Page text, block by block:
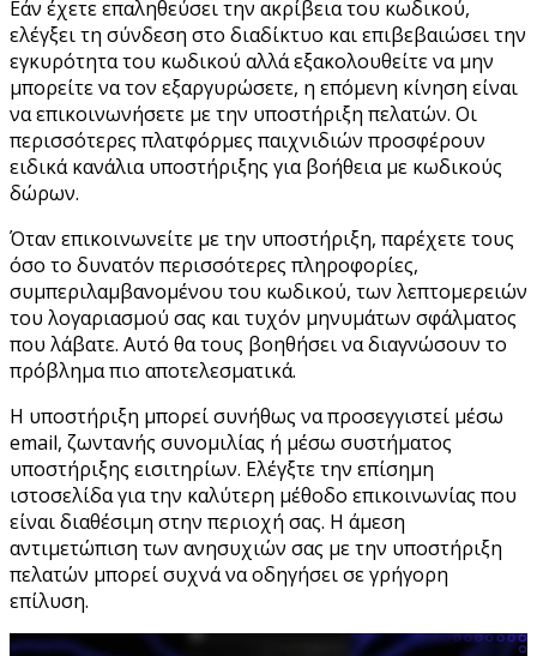
Εάν έχετε επαληθεύσει την ακρίβεια του κωδικού,
ελέγξει τη σύνδεση στο διαδίκτυο και επιβεβαιώσει την
εγκυρότητα του κωδικού αλλά εξακολουθείτε να μην
μπορείτε να τον εξαργυρώσετε, η επόμενη κίνηση είναι
να επικοινωνήσετε με την υποστήριξη πελατών. Οι
περισσότερες πλατφόρμες παιχνιδιών προσφέρουν
ειδικά κανάλια υποστήριξης για βοήθεια με κωδικούς
δώρων.
Όταν επικοινωνείτε με την υποστήριξη, παρέχετε τους
όσο το δυνατόν περισσότερες πληροφορίες,
συμπεριλαμβανομένου του κωδικού, των λεπτομερειών
του λογαριασμού σας και τυχόν μηνυμάτων σφάλματος
που λάβατε. Αυτό θα τους βοηθήσει να διαγνώσουν το
πρόβλημα πιο αποτελεσματικά.
Η υποστήριξη μπορεί συνήθως να προσεγγιστεί μέσω
email, ζωντανής συνομιλίας ή μέσω συστήματος
υποστήριξης εισιτηρίων. Ελέγξτε την επίσημη
ιστοσελίδα για την καλύτερη μέθοδο επικοινωνίας που
είναι διαθέσιμη στην περιοχή σας. Η άμεση
αντιμετώπιση των ανησυχιών σας με την υποστήριξη
πελατών μπορεί συχνά να οδηγήσει σε γρήγορη
επίλυση.